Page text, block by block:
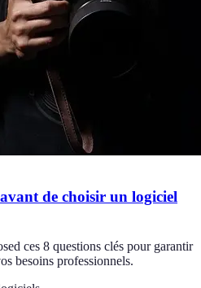
de choisir un logiciel
ces 8 questions clés pour garantir
besoins professionnels.